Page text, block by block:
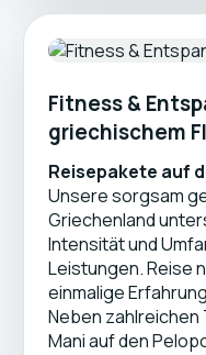
Fitness &
griechischem
Reisepakete auf
Unsere sorgsam
Griechenland
Intensität und
Leistungen. Reise
einmalige
Neben
Mani auf den